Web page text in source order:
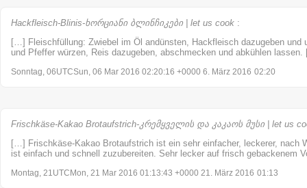
Hackfleisch-Blinis-ხორციანი ბლინჩიკები | let us cook :
[…] Fleischfüllung: Zwiebel im Öl andünsten, Hackfleisch dazugeben und
und Pfeffer würzen, Reis dazugeben, abschmecken und abkühlen
Sonntag, 06UTCSun, 06 Mar 2016 02:20:16 +0000 6. März 2016 02:20
Frischkäse-Kakao Brotaufstrich-კრემყველის და კაკაოს მუსი | let us
[…] Frischkäse-Kakao Brotaufstrich ist ein sehr einfacher, leckerer, nach
ist einfach und schnell zuzubereiten. Sehr lecker auf frisch gebackenem
Montag, 21UTCMon, 21 Mar 2016 01:13:43 +0000 21. März 2016 01:13